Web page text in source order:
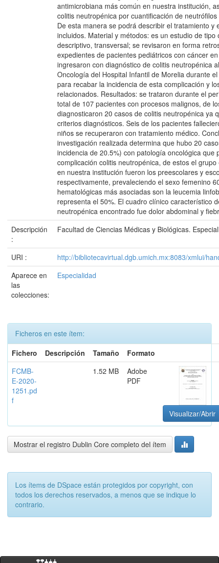
antimicrobiana más común en nuestra institución,
colitis neutropénica por cuantificación de
De esta manera se podrá describir el tratamiento y
incluidos. Material y métodos: es un estudio de tipo
descriptivo, transversal; se revisaron en forma
expedientes de pacientes pediátricos con cáncer
ingresaron con diagnóstico de colitis neutropénica
Oncología del Hospital Infantil de Morelia durante
para recabar la incidencia de esta complicación y
relacionados. Resultados: se trataron durante el
total de 107 pacientes con procesos malignos, de
diagnosticaron 20 casos de colitis neutropénica ya
criterios diagnósticos. Seis de los pacientes
niños se recuperaron con tratamiento médico.
investigación realizada determina que hubo 20
incidencia de 20.5%) con patología oncológica que
complicación colitis neutropénica, de estos el
en nuestra institución fueron los preescolares y
respectivamente, prevaleciendo el sexo femenino
hematológicas más asociadas son la leucemia
representa el 50%. El cuadro clínico característico
neutropénica encontrado fue dolor abdominal y
Descripción
:
Facultad de Ciencias Médicas y Biológicas.
URI :
http://bibliotecavirtual.dgb.umich.mx:8083/xmlui/
Aparece en
las
colecciones:
Especialidad
Ficheros en este ítem:
Fichero
Descripción Tamaño
Formato
FCMB-
E-2020-
1251.pd
f
1.52 MB
Adobe
PDF
Visualizar/Abrir
Mostrar el registro Dublin Core completo del ítem
Los ítems de DSpace están protegidos por copyright, con
todos los derechos reservados, a menos que se indique lo
contrario.